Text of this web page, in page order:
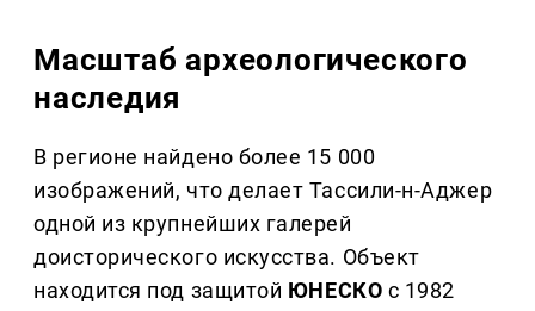
Масштаб археологического
наследия
В регионе найдено более 15 000
изображений, что делает Тассили-н-Аджер
одной из крупнейших галерей
доисторического искусства. Объект
находится под защитой ЮНЕСКО с 1982